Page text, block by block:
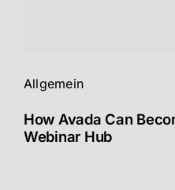
Allgemein
How Avada Can
Webinar Hub